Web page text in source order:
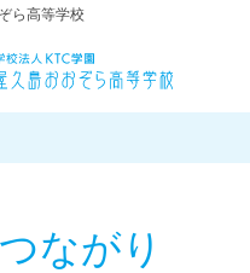
ら高等学校
ながり